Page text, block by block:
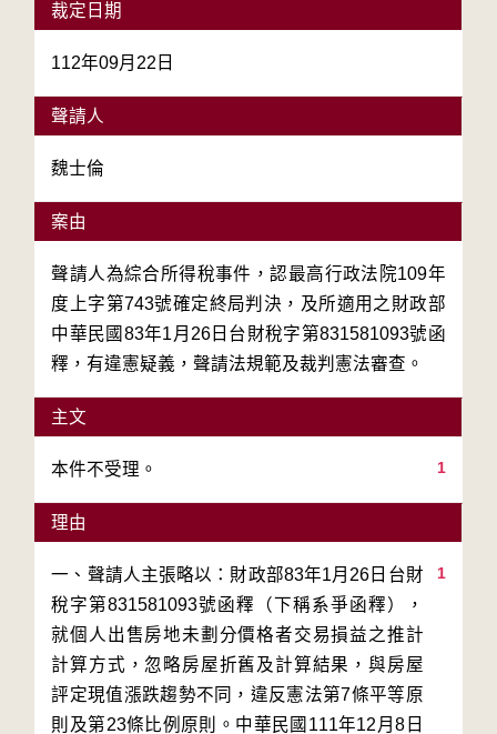
裁定日期
112年09月22日
聲請人
魏士倫
案由
聲請人為綜合所得稅事件，認最高行政法院109年
度上字第743號確定終局判決，及所適用之財政部
中華民國83年1月26日台財稅字第831581093號函
釋，有違憲疑義，聲請法規範及裁判憲法審查。
主文
1
本件不受理。
理由
1
一、聲請人主張略以：財政部83年1月26日台財
稅字第831581093號函釋（下稱系爭函釋），
就個人出售房地未劃分價格者交易損益之推計
計算方式，忽略房屋折舊及計算結果，與房屋
評定現值漲跌趨勢不同，違反憲法第7條平等原
則及第23條比例原則。中華民國111年12月8日